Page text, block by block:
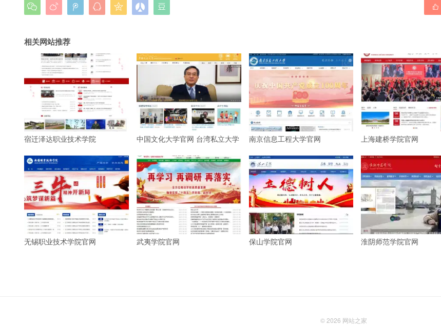
       
相关网站推荐
宿迁泽达职业技术学院 中国文化大学官网 台湾私立大学 南京信息工程大学官网 上海建桥学院官网
无锡职业技术学院官网 武夷学院官网 保山学院官网 淮阴师范学院官网
© 2026 网站之家